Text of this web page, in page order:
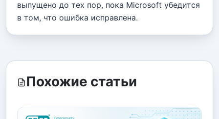
выпущено до тех пор, пока Microsoft убедится
в том, что ошибка исправлена.
Похожие статьи